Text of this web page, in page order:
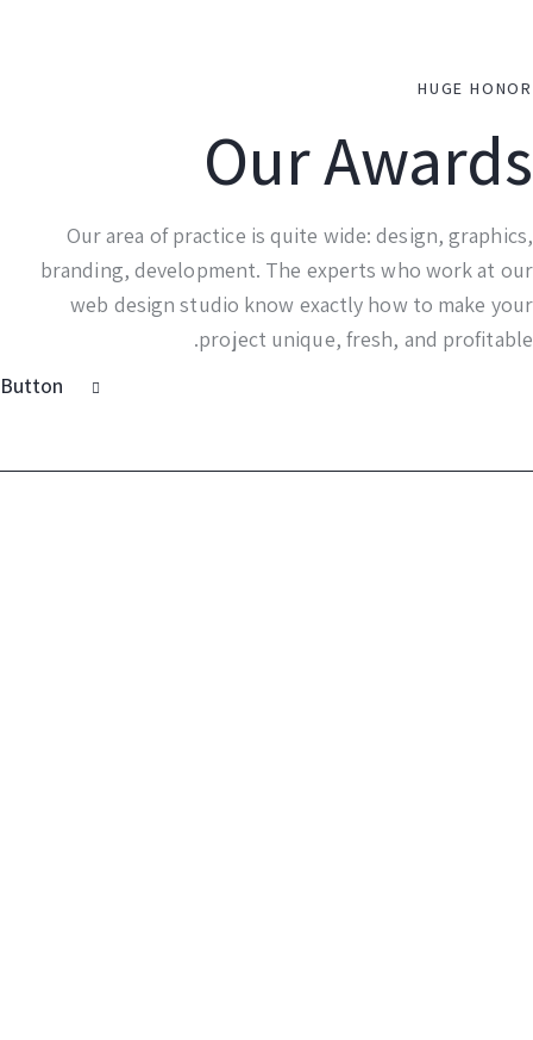
HUGE
Our
Our area of practice is quite wide: design,
branding, development. The experts who work at
web design studio know exactly how to make
project unique, fresh, and
Button